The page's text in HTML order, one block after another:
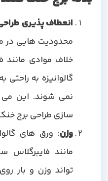
انعطاف پذیری
محدودیت هایی در
خلاف موادی مانند
گالوانیزه به
نمی شوند. این می
سازی طراحی برج
وزن: ورق های
مانند
تواند وزن و بار